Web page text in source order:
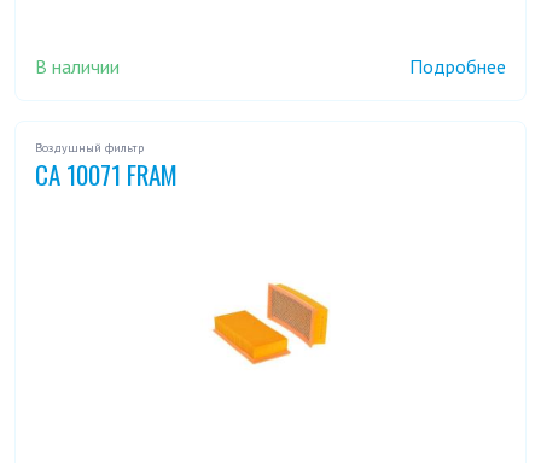
В наличии Подробнее
Воздушный фильтр
CA 10071 FRAM